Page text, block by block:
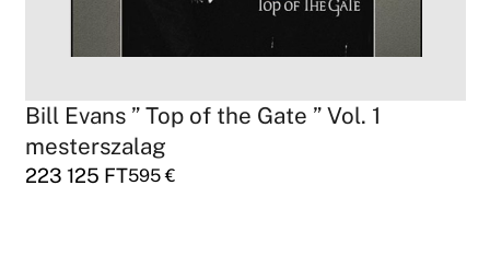
Bill Evans ” Top of the Gate ” Vol. 1
mesterszalag
223 125 FT595€